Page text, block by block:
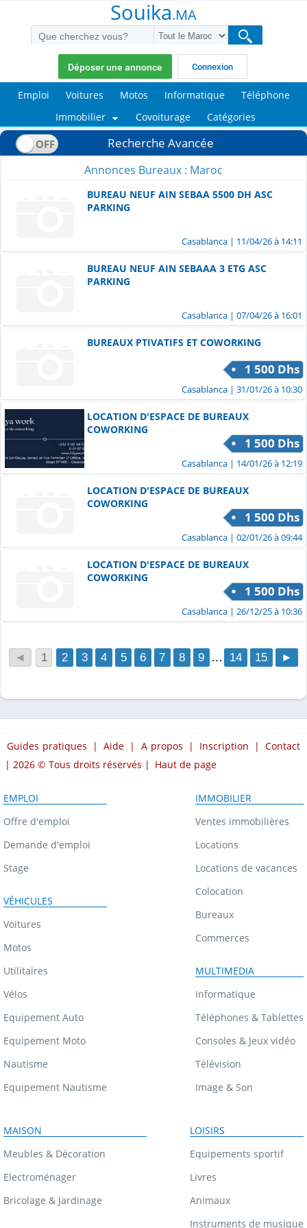
Souika.MA
Déposer une annonce Connexion
Emploi Voitures Motos Informatique
Téléphone
Immobilier
Covoiturage Catégories
Recherche Avancée
Annonces Bureaux : Maroc
BUREAU NEUF AIN SEBAA 5500 DH ASC
PARKING
Casablanca | 11/04/26 à 14:11
BUREAU NEUF AIN SEBAAA 3 ETG ASC
PARKING
Casablanca | 07/04/26 à 16:01
BUREAUX PTIVATIFS ET COWORKING
1 500 Dhs
Casablanca | 31/01/26 à 10:30
LOCATION D'ESPACE DE BUREAUX
COWORKING
1 500 Dhs
Casablanca | 14/01/26 à 12:19
LOCATION D'ESPACE DE BUREAUX
COWORKING
1 500 Dhs
Casablanca | 02/01/26 à 09:44
LOCATION D'ESPACE DE BUREAUX
COWORKING
1 500 Dhs
Casablanca | 26/12/25 à 10:36
◄ 1 2 3 4 5 6 7 8 9 … 14 15 ►
Guides pratiques | Aide | A propos | Inscription | Contact
| 2026 © Tous droits réservés | Haut de page
EMPLOI
Offre d'emploi
Demande d'emploi
Stage
VÉHICULES
Voitures
Motos
Utilitaires
Vélos
Equipement Auto
Equipement Moto
Nautisme
Equipement Nautisme
IMMOBILIER
Ventes immobilières
Locations
Locations de vacances
Colocation
Bureaux
Commerces
MULTIMEDIA
Informatique
Téléphones & Tablettes
Consoles & Jeux vidéo
Télévision
Image & Son
MAISON
Meubles & Décoration
Electroménager
Bricolage & Jardinage
LOISIRS
Equipements sportif
Livres
Animaux
Instruments de musique